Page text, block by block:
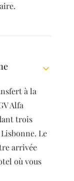
à la
Alfa
trois
Le
arrivée
où vous